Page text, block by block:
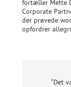
fortæller Mette
Corporate
der prøvede
opfordrer
“Det